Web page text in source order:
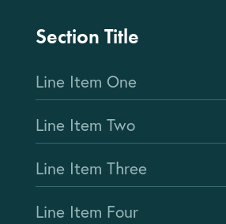
Section Title
Line Item One
Line Item Two
Line Item Three
Line Item Four